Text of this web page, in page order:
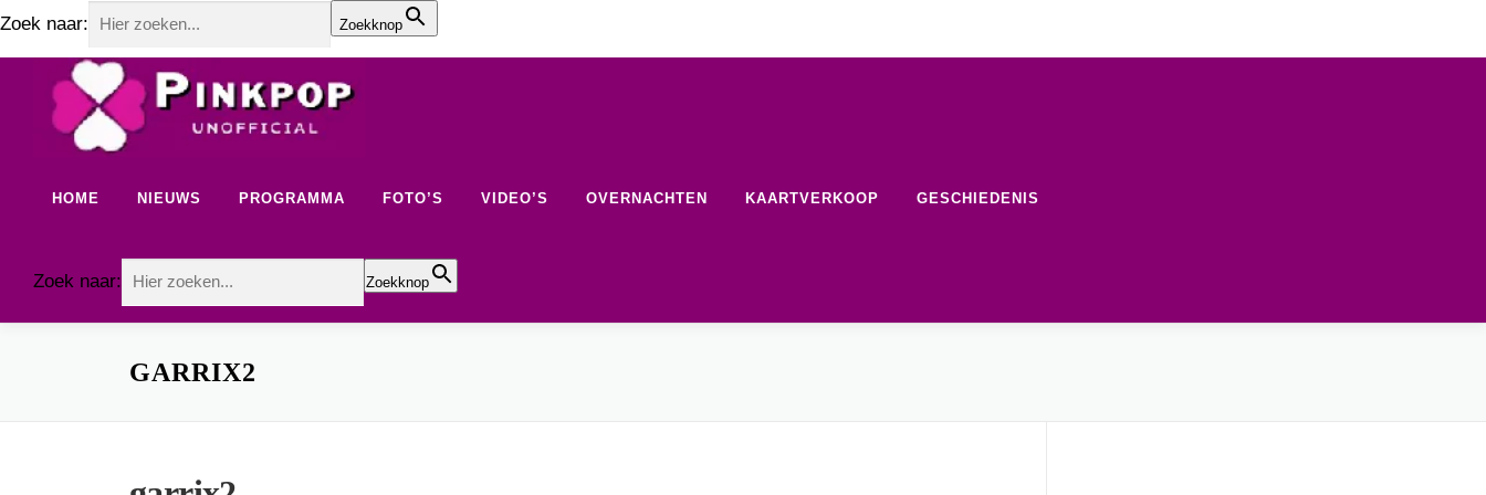
Zoek naar: Zoekknop
HOME NIEUWS PROGRAMMA FOTO’S VIDEO’S OVERNACHTEN KAARTVERKOOP GESCHIEDENIS
Zoek naar: Zoekknop
GARRIX2